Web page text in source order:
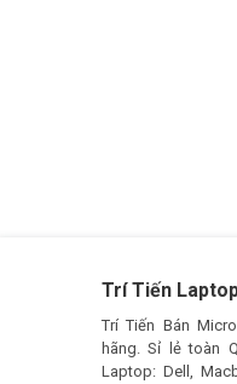
Trí Tiến
Trí Tiến Bán
hãng. Sỉ lẻ toàn
Laptop: Dell,